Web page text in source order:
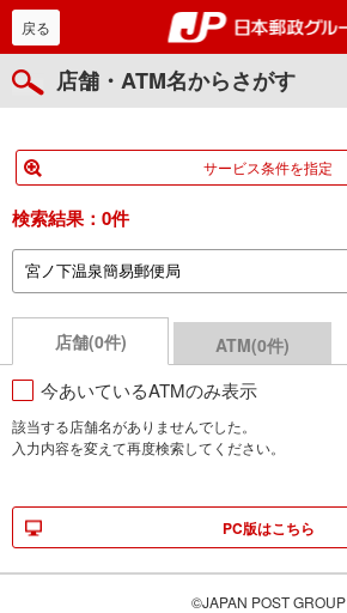
戻る
店舗・ATM名からさがす
サービス条件を指定
検索結果： 0件
店舗(0件) ATM(0件)
今あいているATMのみ表示
該当する店舗名がありませんでした。
入力内容を変えて再度検索してください。
PC版はこちら
©JAPAN POST GROUP